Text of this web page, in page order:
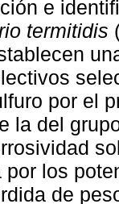
e
termitidis
por el
la del
por los
de